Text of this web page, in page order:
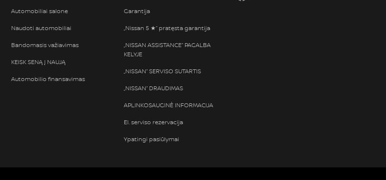
Automobiliai salone
Naudoti automobiliai
Bandomasis važiavimas
KEISK SENĄ Į NAUJĄ
Automobilio finansavimas
Garantija
„Nissan 5 ★“ pratęsta garantija
„NISSAN ASSISTANCE“ PAGALBA
KELYJE
„NISSAN“ SERVISO SUTARTIS
„NISSAN“ DRAUDIMAS
APLINKOSAUGINĖ INFORMACIJA
El. serviso rezervacija
Ypatingi pasiūlymai